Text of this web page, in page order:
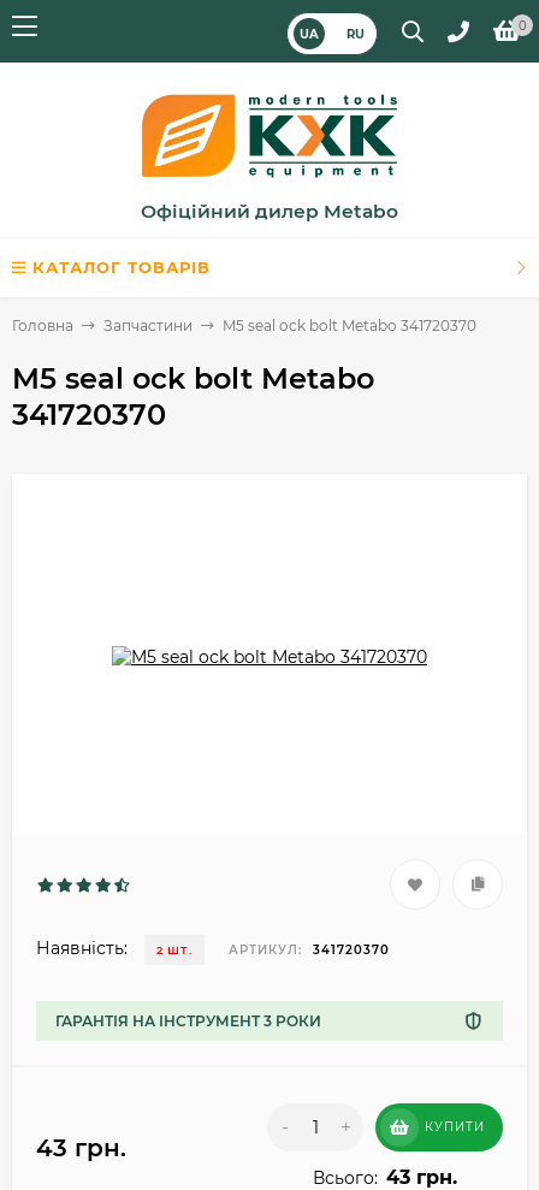
UA RU
0
Офіційний дилер Metabo
КАТАЛОГ ТОВАРІВ
Головна Запчастини M5 seal ock bolt Metabo 341720370
M5 seal ock bolt Metabo
341720370
Наявність: 2 ШТ. АРТИКУЛ: 341720370
ГАРАНТІЯ НА ІНСТРУМЕНТ 3 РОКИ
43 грн.
- + КУПИТИ
Всього: 43 грн.